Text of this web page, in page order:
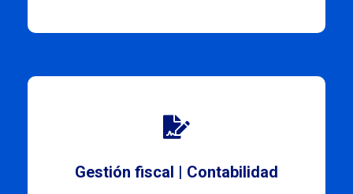
Gestión fiscal | Contabilidad